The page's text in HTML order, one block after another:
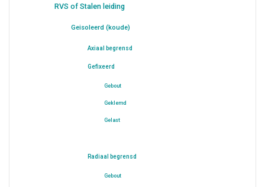
RVS of Stalen leiding
Geisoleerd (koude)
Axiaal begrensd
Gefixeerd
Gebout
Geklemd
Gelast
Radiaal begrensd
Gebout